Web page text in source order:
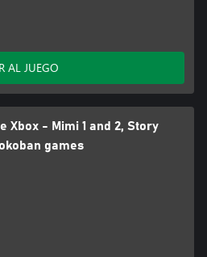
AL JUEGO
Xbox - Mimi 1 and 2, Story
games